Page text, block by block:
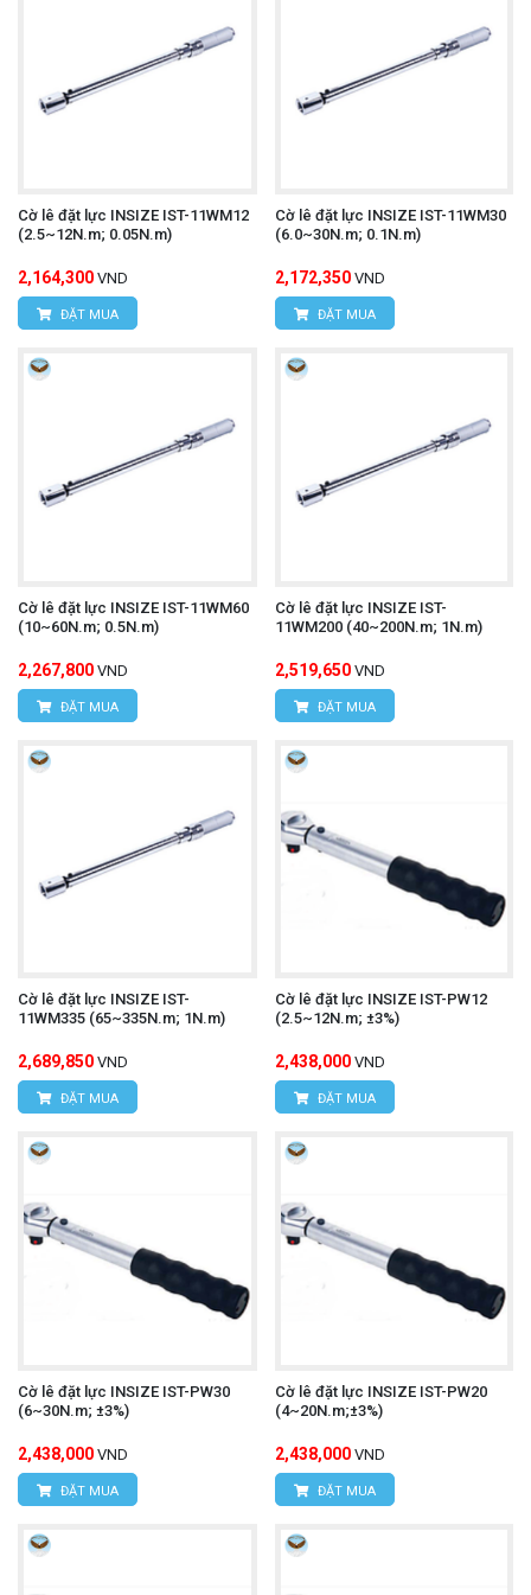
Cờ lê đặt lực INSIZE IST-11WM12
(2.5~12N.m; 0.05N.m)
2,164,300 VND
ĐẶT MUA
Cờ lê đặt lực INSIZE IST-11WM30
(6.0~30N.m; 0.1N.m)
2,172,350 VND
ĐẶT MUA
Cờ lê đặt lực INSIZE IST-11WM60
(10~60N.m; 0.5N.m)
2,267,800 VND
ĐẶT MUA
Cờ lê đặt lực INSIZE IST-
11WM200 (40~200N.m; 1N.m)
2,519,650 VND
ĐẶT MUA
Cờ lê đặt lực INSIZE IST-
11WM335 (65~335N.m; 1N.m)
2,689,850 VND
ĐẶT MUA
Cờ lê đặt lực INSIZE IST-PW12
(2.5~12N.m; ±3%)
2,438,000 VND
ĐẶT MUA
Cờ lê đặt lực INSIZE IST-PW30
(6~30N.m; ±3%)
2,438,000 VND
ĐẶT MUA
Cờ lê đặt lực INSIZE IST-PW20
(4~20N.m;±3%)
2,438,000 VND
ĐẶT MUA